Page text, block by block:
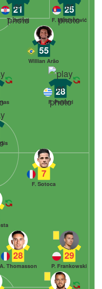
25
F. Mladenović
21
T. Jedvaj
55
Willian Arão
28
F. Pellistri
28
A. Thomasson
29
P. Frankowski
7
F. Sotoca